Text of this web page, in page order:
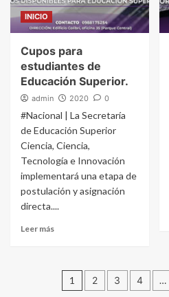
INICIO
Cupos para
estudiantes de
Educación Superior.
admin 2020 0
#Nacional | La Secretaría
de Educación Superior
Ciencia, Ciencia,
Tecnología e Innovación
implementará una etapa de
postulación y asignación
directa....
Leer más
Navegación
1 2 3 4 …